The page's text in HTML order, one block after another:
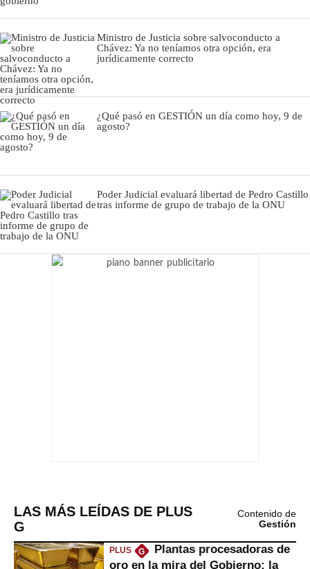
Ministro de Justicia sobre salvoconducto a
Chávez: Ya no teníamos otra opción, era
jurídicamente correcto
¿Qué pasó en GESTIÓN un día como hoy, 9 de
agosto?
Poder Judicial evaluará libertad de Pedro Castillo
tras informe de grupo de trabajo de la ONU
LAS MÁS LEÍDAS DE PLUS
G
Contenido de
Gestión
PLUS G
Plantas procesadoras de
oro en la mira del Gobierno: la